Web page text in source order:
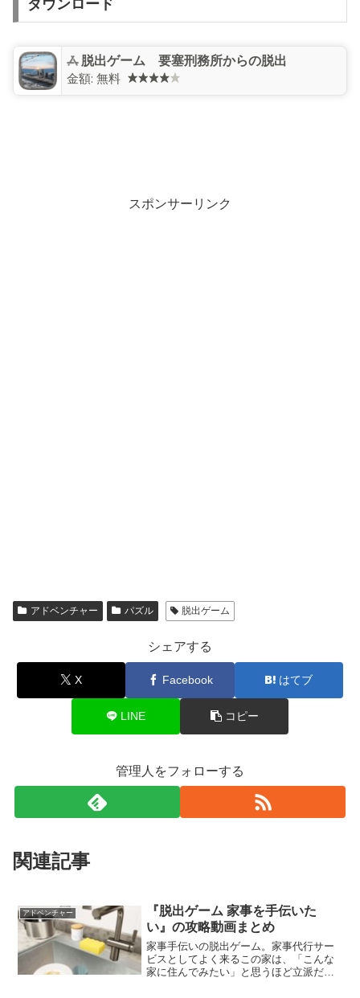
ダウンロード
脱出ゲーム 要塞刑務所からの脱出
金額: 無料
スポンサーリンク
アドベンチャー パズル 脱出ゲーム
シェアする
X Facebook はてブ
LINE コピー
管理人をフォローする
関連記事
アドベンチャー
『脱出ゲーム 家事を手伝いた
い』の攻略動画まとめ
家事手伝いの脱出ゲーム。家事代行サー
ビスとしてよく来るこの家は、「こんな
家に住んでみたい」と思うほど立派だ。